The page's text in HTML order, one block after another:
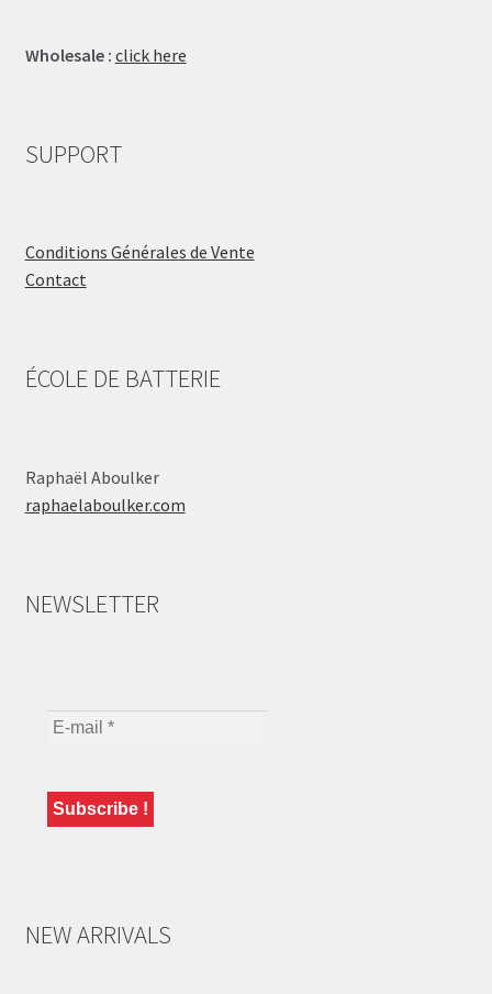
Wholesale : click here
SUPPORT
Conditions Générales de Vente
Contact
ÉCOLE DE BATTERIE
Raphaël Aboulker
raphaelaboulker.com
NEWSLETTER
NEW ARRIVALS